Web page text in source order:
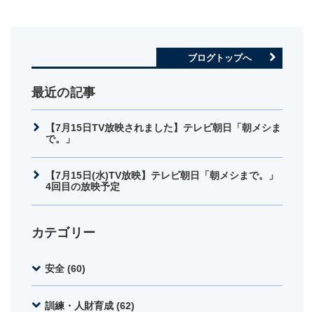
ブログトップへ
最近の記事
【7月15日TV放映されました】テレビ朝日「朝メシま
で。」
【7月15日(水)TV放映】テレビ朝日「朝メシまで。」
4回目の放映予定
カテゴリー
安全 (60)
訓練・人財育成 (62)